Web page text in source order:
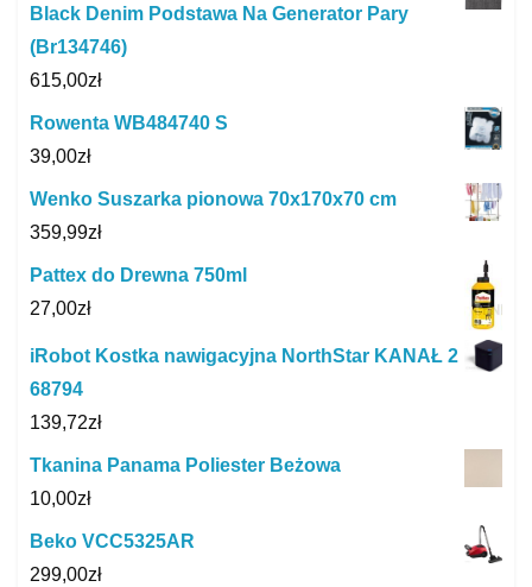
Black Denim Podstawa Na Generator Pary
(Br134746)
615,00zł
Rowenta WB484740 S
39,00zł
Wenko Suszarka pionowa 70x170x70 cm
359,99zł
Pattex do Drewna 750ml
27,00zł
iRobot Kostka nawigacyjna NorthStar KANAŁ 2
68794
139,72zł
Tkanina Panama Poliester Beżowa
10,00zł
Beko VCC5325AR
299,00zł